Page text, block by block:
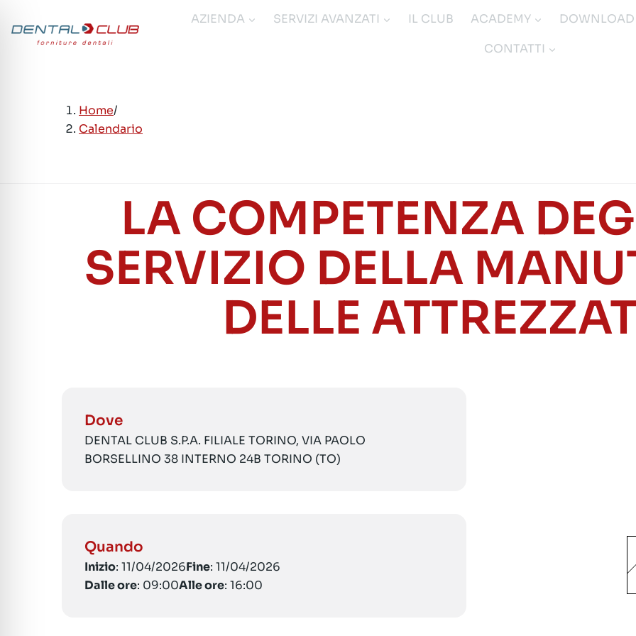
contenuto
AZIENDA SERVIZI AVANZATI IL CLUB ACADEMY
DOWNLOAD
CONTATTI
Home/
Calendario
LA COMPETENZA
SERVIZIO DELLA
DELLE
Dove
DENTAL CLUB S.P.A. FILIALE TORINO, VIA PAOLO
BORSELLINO 38 INTERNO 24B TORINO (TO)
Quando
Inizio: 11/04/2026Fine: 11/04/2026
Dalle ore: 09:00Alle ore: 16:00